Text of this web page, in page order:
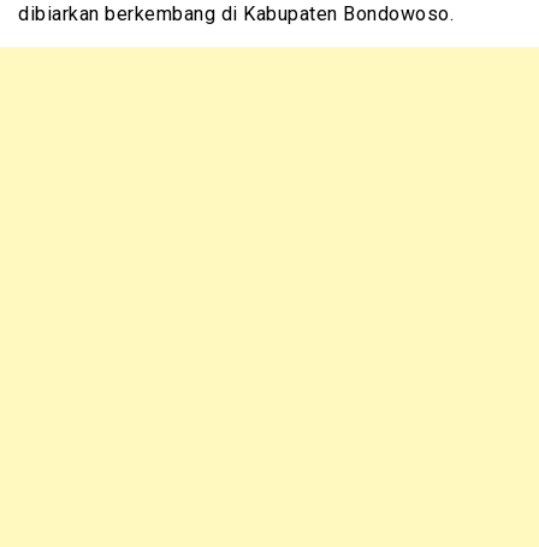
dibiarkan berkembang di Kabupaten Bondowoso.